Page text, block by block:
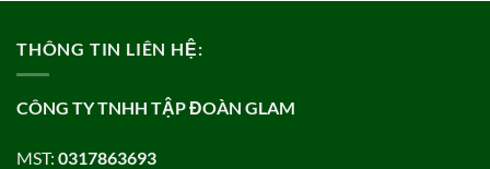
THÔNG TIN LIÊN HỆ:
CÔNG TY TNHH TẬP ĐOÀN GLAM
MST: 0317863693